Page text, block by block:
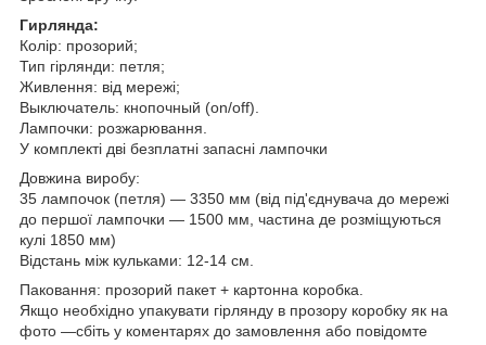
Гирлянда:
Колір: прозорий;
Тип гірлянди: петля;
Живлення: від мережі;
Выключатель: кнопочный (on/off).
Лампочки: розжарювання.
У комплекті дві безплатні запасні лампочки
Довжина виробу:
35 лампочок (петля) — 3350 мм (від під'єднувача до мережі
до першої лампочки — 1500 мм, частина де розміщуються
кулі 1850 мм)
Відстань між кульками: 12-14 см.
Паковання: прозорий пакет + картонна коробка.
Якщо необхідно упакувати гірлянду в прозору коробку як на
фото —сбіть у коментарях до замовлення або повідомте